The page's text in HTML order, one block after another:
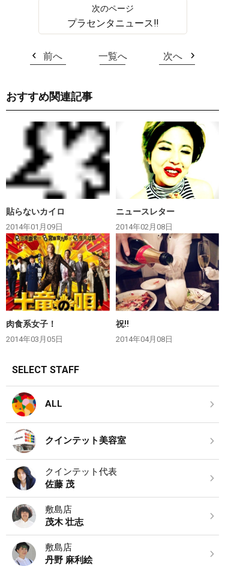
プラセンタニュース‼︎
前へ 一覧へ 次へ
おすすめ関連記事
貼らないカイロ
2014年01月09日
ニュースレター
2014年02月08日
肉食系女子！
2014年03月05日
祝‼︎
2014年04月08日
SELECT STAFF
ALL
クインテット美容室
クインテット代表
佐藤 茂
敷島店
茂木 壮志
敷島店
丹野 麻利絵